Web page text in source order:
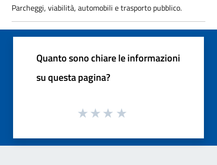
Parcheggi, viabilità, automobili e trasporto pubblico.
Quanto sono chiare le informazioni
su questa pagina?